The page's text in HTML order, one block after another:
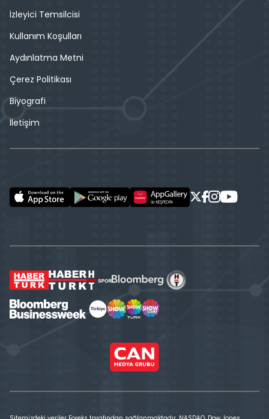
İzleyici Temsilcisi
Kullanım Koşulları
Aydınlatma Metni
Çerez Politikası
Biyografi
İletişim